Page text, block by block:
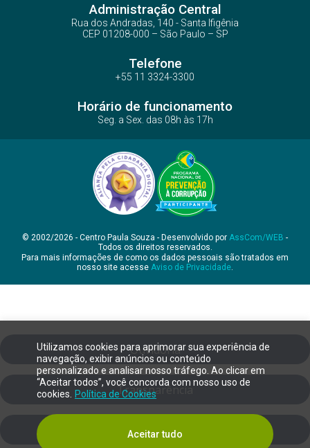
Utilizamos cookies para aprimorar sua experiência de
navegação, exibir anúncios ou conteúdo
personalizado e analisar nosso tráfego. Ao clicar em
“Aceitar todos”, você concorda com nosso uso de
cookies.
Política de Cookies
Aceitar tudo
Administração Central
Rua dos Andradas, 140 - Santa Ifigênia
CEP 01208-000 – São Paulo – SP
Telefone
+55 11 3324-3300
Horário de funcionamento
Seg. a Sex. das 08h às 17h
© 2002/2026 - Centro Paula Souza - Desenvolvido por AssCom/WEB -
Todos os direitos reservados.
Para mais informações de como os dados pessoais são tratados em
nosso site acesse Aviso de Privacidade.
Ouvidoria
Transparência
SIC